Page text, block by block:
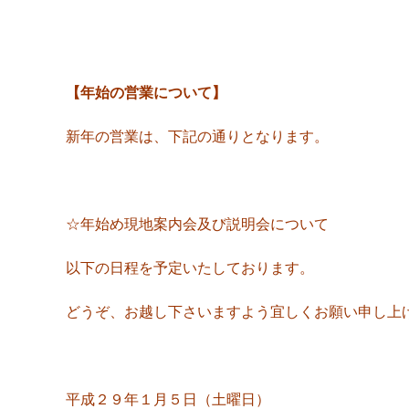
【年始の営業について】
新年の営業は、下記の通りとなります。
☆年始め現地案内会及び説明会について
以下の日程を予定いたしております。
どうぞ、お越し下さいますよう宜しくお願い申し上
平成２９年１月５日（土曜日）